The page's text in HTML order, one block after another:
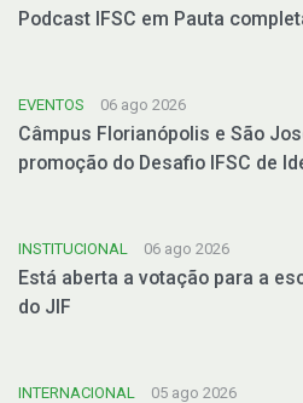
Podcast IFSC em Pauta
EVENTOS 06 ago 2026
Câmpus Florianópolis e São
promoção do Desafio IFSC de
INSTITUCIONAL 06 ago 2026
Está aberta a votação para a
do JIF
INTERNACIONAL 05 ago 2026